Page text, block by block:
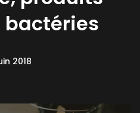
bactéries
2018